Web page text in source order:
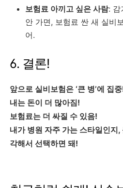
보험료 아끼고 싶은 사람: 감
안 가면, 보험료 싼 새 실비
어.
6. 결론!
앞으로 실비보험은 ‘큰 병’에 집
내는 돈이 더 많아짐!
보험료는 더 싸질 수 있음!
내가 병원 자주 가는 스타일인지
각해서 선택하면 돼!